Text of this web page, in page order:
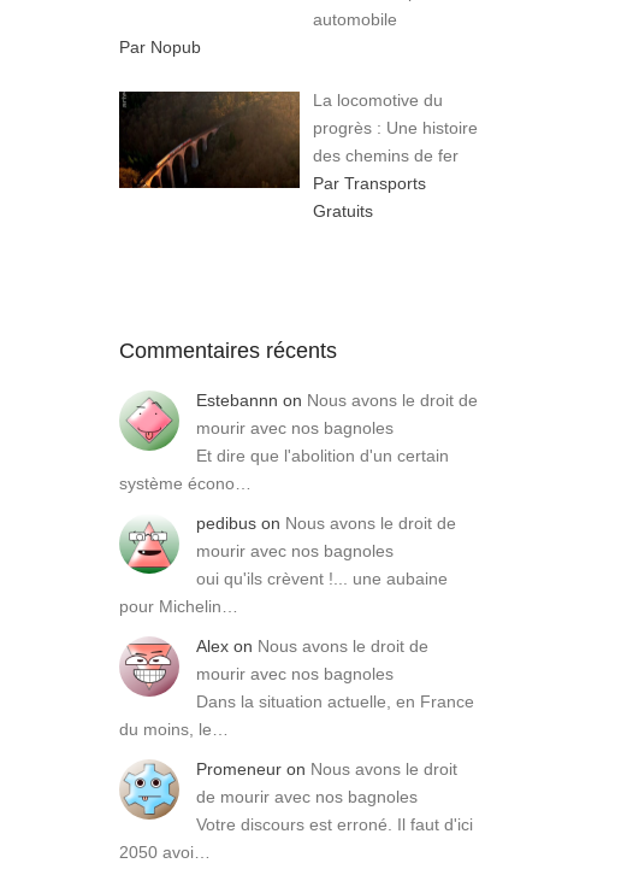
automobile
Par Nopub
La locomotive du
progrès : Une histoire
des chemins de fer
Par Transports
Gratuits
Commentaires récents
Estebannn on Nous avons le droit de
mourir avec nos bagnoles
Et dire que l'abolition d'un certain
système écono…
pedibus on Nous avons le droit de
mourir avec nos bagnoles
oui qu'ils crèvent !... une aubaine
pour Michelin…
Alex on Nous avons le droit de
mourir avec nos bagnoles
Dans la situation actuelle, en France
du moins, le…
Promeneur on Nous avons le droit
de mourir avec nos bagnoles
Votre discours est erroné. Il faut d'ici
2050 avoi…